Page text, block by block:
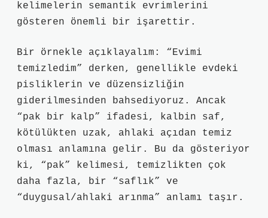
kelimelerin semantik evrimlerini
gösteren önemli bir işarettir.
Bir örnekle açıklayalım: “Evimi
temizledim” derken, genellikle evdeki
pisliklerin ve düzensizliğin
giderilmesinden bahsediyoruz. Ancak
“pak bir kalp” ifadesi, kalbin saf,
kötülükten uzak, ahlaki açıdan temiz
olması anlamına gelir. Bu da gösteriyor
ki, “pak” kelimesi, temizlikten çok
daha fazla, bir “saflık” ve
“duygusal/ahlaki arınma” anlamı taşır.